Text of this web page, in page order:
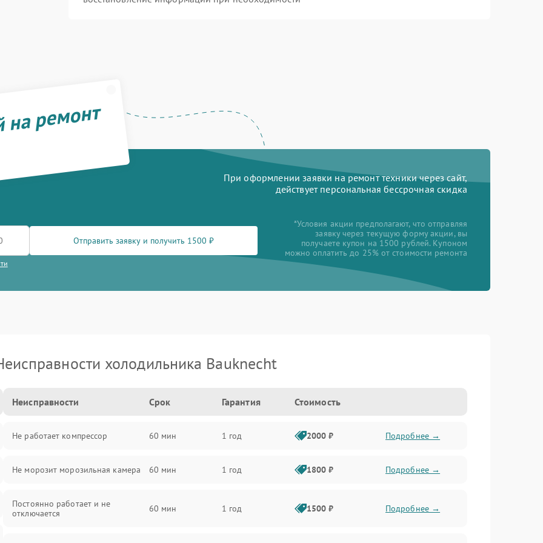
ремонт
При оформлении заявки на ремонт техники через сайт,
действует персональная бессрочная скидка
Отправить заявку и получить 1500 ₽
*Условия акции предполагают, что отправляя
заявку через текущую форму акции, вы
получаете купон на 1500 рублей. Купоном
можно оплатить до 25% от стоимости ремонта
холодильника Bauknecht
Неисправности Срок Гарантия Стоимость
Не работает компрессор 60 мин 1 год 2000 ₽ Подробнее →
Не морозит морозильная камера 60 мин 1 год 1800 ₽ Подробнее →
Постоянно работает и не
отключается
60 мин 1 год 1500 ₽ Подробнее →